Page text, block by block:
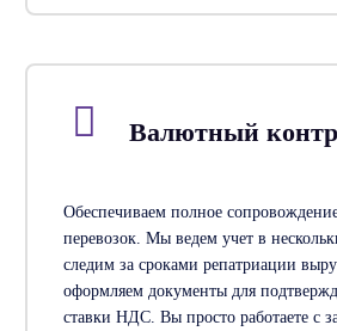
Валютный
Обеспечиваем полное
перевозок. Мы ведем учет в
следим за сроками репатриации
оформляем документы для
ставки НДС. Вы просто работаете с